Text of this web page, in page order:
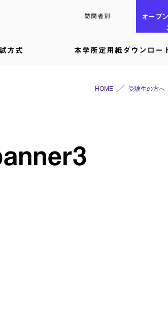
訪問者別 オープン
方式 本学所定用紙ダウンロー
HOME 受験生の方へ